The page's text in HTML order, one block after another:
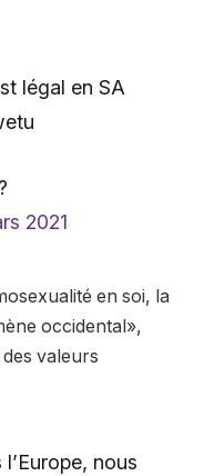
légal en SA
2021
en soi, la
occidental»,
des valeurs
nous